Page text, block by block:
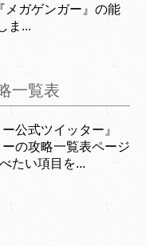
ガゲンガー』の能
ま...
一覧表
ー公式ツイッター』
の攻略一覧表ページ
たい項目を...